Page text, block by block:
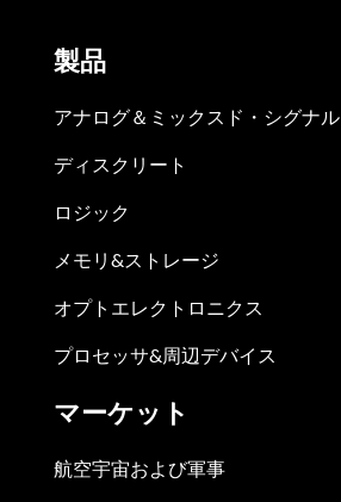
製品
アナログ＆ミックスド・シグナル
ディスクリート
ロジック
メモリ&ストレージ
オプトエレクトロニクス
プロセッサ&周辺デバイス
マーケット
航空宇宙および軍事